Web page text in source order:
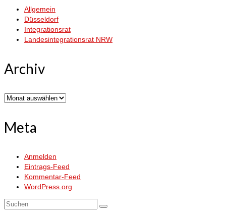
Allgemein
Düsseldorf
Integrationsrat
Landesintegrationsrat NRW
Archiv
Archiv
Meta
Anmelden
Eintrags-Feed
Kommentar-Feed
WordPress.org
Suchen